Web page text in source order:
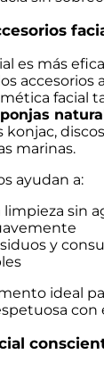
es más
accesorios
facial
marinas.
ayudan a:
limpieza sin
y
ideal
con